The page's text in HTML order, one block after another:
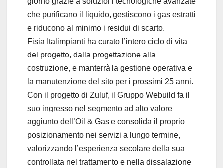
che purificano il liquido, gestiscono i gas estratti
e riducono al minimo i residui di scarto.
Fisia Italimpianti ha curato l’intero ciclo di vita
del progetto, dalla progettazione alla
costruzione, e manterrà la gestione operativa e
la manutenzione del sito per i prossimi 25 anni.
Con il progetto di Zuluf, il Gruppo Webuild fa il
suo ingresso nel segmento ad alto valore
aggiunto dell’Oil & Gas e consolida il proprio
posizionamento nei servizi a lungo termine,
valorizzando l’esperienza secolare della sua
controllata nel trattamento e nella dissalazione